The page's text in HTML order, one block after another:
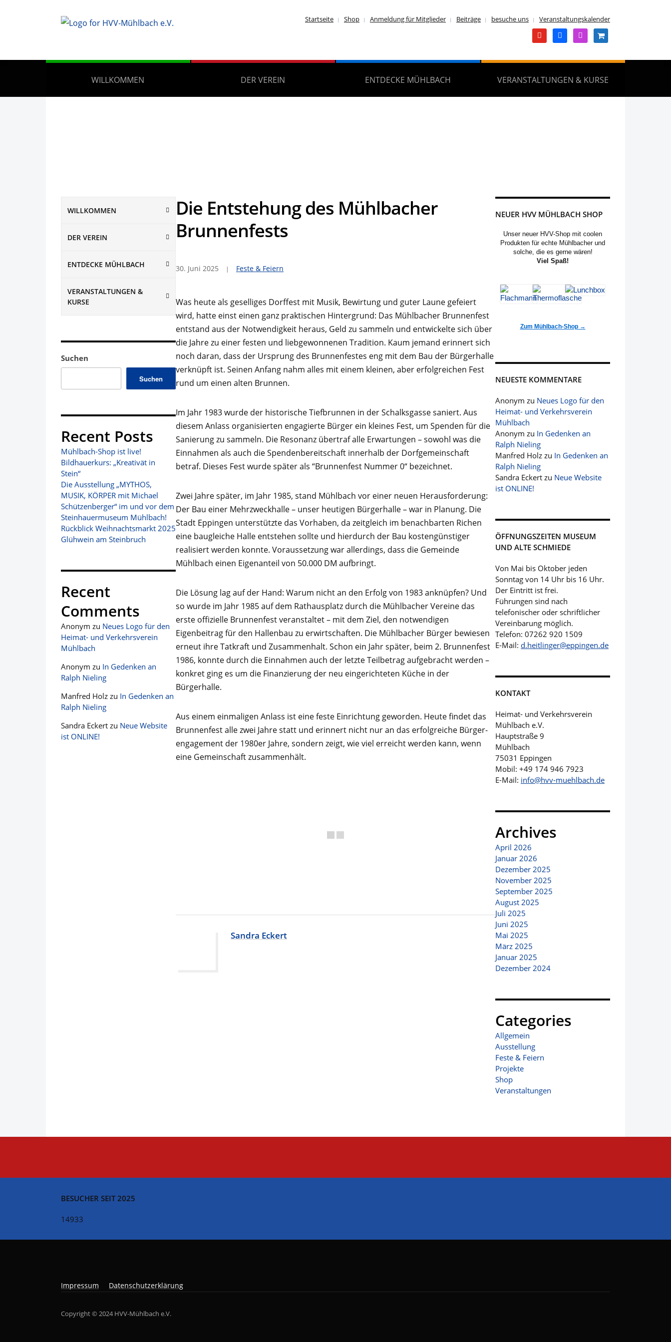
Startseite Shop Anmeldung für Mitglieder Beiträge besuche uns Veranstaltungskalender
youtubefacebookinstagramshopping-
WILLKOMMEN DER VEREIN ENTDECKE MÜHLBACH VERANSTALTUNGEN & KURSE
WILLKOMMEN
DER VEREIN
ENTDECKE MÜHLBACH
VERANSTALTUNGEN &
KURSE
Suchen
Suchen
Recent Posts
Mühlbach-Shop ist live!
Bildhauerkurs: „Kreativät in
Stein“
Die Ausstellung „MYTHOS,
MUSIK, KÖRPER mit Michael
Schützenberger“ im und vor dem
Steinhauermuseum Mühlbach!
Rückblick Weihnachtsmarkt 2025
Glühwein am Steinbruch
Recent
Comments
Anonym zu Neues Logo für den
Heimat- und Verkehrsverein
Mühlbach
Anonym zu In Gedenken an
Ralph Nieling
Manfred Holz zu In Gedenken an
Ralph Nieling
Sandra Eckert zu Neue Website
ist ONLINE!
Die Entstehung des Mühlbacher
Brunnenfests
30. Juni 2025 Feste & Feiern
Was heute als geselliges Dorffest mit Musik, Bewirtung und guter Laune gefeiert
wird, hatte einst einen ganz praktischen Hintergrund: Das Mühlbacher Brunnenfest
entstand aus der Notwendigkeit heraus, Geld zu sammeln und entwickelte sich über
die Jahre zu einer festen und liebgewonnenen Tradition. Kaum jemand erinnert sich
noch daran, dass der Ursprung des Brunnenfestes eng mit dem Bau der Bürgerhalle
verknüpft ist. Seinen Anfang nahm alles mit einem kleinen, aber erfolgreichen Fest
rund um einen alten Brunnen.
Im Jahr 1983 wurde der historische Tiefbrunnen in der Schalksgasse saniert. Aus
diesem Anlass organisierten engagierte Bürger ein kleines Fest, um Spenden für die
Sanierung zu sammeln. Die Resonanz übertraf alle Erwar­tungen – sowohl was die
Einnahmen als auch die Spendenbereitschaft innerhalb der Dorfgemeinschaft
betraf. Dieses Fest wurde später als “Brunnenfest Nummer 0“ bezeichnet.
Zwei Jahre später, im Jahr 1985, stand Mühlbach vor einer neuen Herausforderung:
Der Bau einer Mehrzweckhalle – unser heutigen Bürgerhalle – war in Planung. Die
Stadt Eppingen unterstützte das Vorhaben, da zeitgleich im benachbarten Richen
eine baugleiche Halle entstehen sollte und hierdurch der Bau kostengünstiger
realisiert werden konnte. Voraussetzung war allerdings, dass die Gemeinde
Mühlbach einen Eigenanteil von 50.000 DM aufbringt.
Die Lösung lag auf der Hand: Warum nicht an den Erfolg von 1983 anknüpfen? Und
so wurde im Jahr 1985 auf dem Rathausplatz durch die Mühlbacher Vereine das
erste offizielle Brunnenfest veranstaltet – mit dem Ziel, den notwendigen
Eigenbeitrag für den Hallenbau zu erwirtschaften. Die Mühlbacher Bürger bewiesen
erneut ihre Tatkraft und Zusammen­halt. Schon ein Jahr später, beim 2. Brunnenfest
1986, konnte durch die Einnahmen auch der letzte Teilbetrag aufgebracht werden –
konkret ging es um die Finanzierung der neu eingerichteten Küche in der
Bürgerhalle.
Aus einem einmaligen Anlass ist eine feste Einrichtung geworden. Heute findet das
Brunnenfest alle zwei Jahre statt und erinnert nicht nur an das erfolgreiche Bürge­r­
engagement der 1980er Jahre, sondern zeigt, wie viel erreicht werden kann, wenn
eine Gemeinschaft zusammenhält.
Sandra Eckert
NEUER HVV MÜHLBACH SHOP
Unser neuer HVV-Shop mit coolen
Produkten für echte Mühlbacher und
solche, die es gerne wären!
Viel Spaß!
Zum Mühlbach-Shop →
NEUESTE KOMMENTARE
Anonym zu Neues Logo für den
Heimat- und Verkehrsverein
Mühlbach
Anonym zu In Gedenken an
Ralph Nieling
Manfred Holz zu In Gedenken an
Ralph Nieling
Sandra Eckert zu Neue Website
ist ONLINE!
ÖFFNUNGSZEITEN MUSEUM
UND ALTE SCHMIEDE
Von Mai bis Oktober jeden
Sonntag von 14 Uhr bis 16 Uhr.
Der Eintritt ist frei.
Führungen sind nach
telefonischer oder schriftlicher
Vereinbarung möglich.
Telefon: 07262 920 1509
E-Mail: d.heitlinger@eppingen.de
KONTAKT
Heimat- und Verkehrsverein
Mühlbach e.V.
Hauptstraße 9
Mühlbach
75031 Eppingen
Mobil: +49 174 946 7923
E-Mail: info@hvv-muehlbach.de
Archives
April 2026
Januar 2026
Dezember 2025
November 2025
September 2025
August 2025
Juli 2025
Juni 2025
Mai 2025
März 2025
Januar 2025
Dezember 2024
Categories
Allgemein
Ausstellung
Feste & Feiern
Projekte
Shop
Veranstaltungen
BESUCHER SEIT 2025
14933
Impressum Datenschutzerklärung
Copyright © 2024 HVV-Mühlbach e.V.